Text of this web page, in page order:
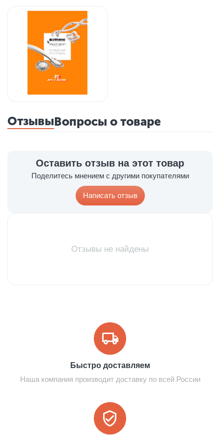
ОтзывыВопросы о товаре
Оставить отзыв на этот товар
Поделитесь мнением с другими покупателями
Написать отзыв
Отзывы не найдены
Быстро доставляем
Наша компания производит доставку по всей России